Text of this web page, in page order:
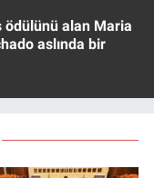
ödülünü alan Maria
aslında bir